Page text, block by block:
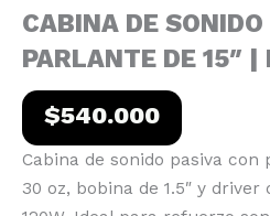
CABINA DE
PARLANTE DE 15″
$540.000
Cabina de sonido pasiva con
30 oz, bobina de 1.5″ y driver